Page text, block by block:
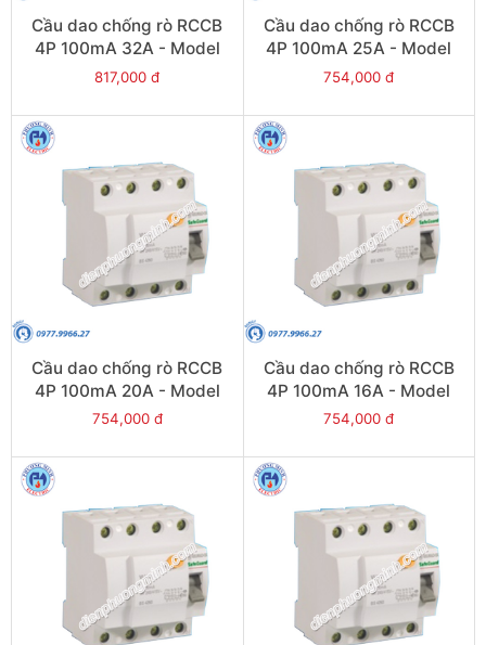
Cầu dao chống rò RCCB
4P 100mA 32A - Model
VLL45N/4032/100
817,000 đ
Cầu dao chống rò RCCB
4P 100mA 25A - Model
VLL45N/4025/100
754,000 đ
Cầu dao chống rò RCCB
4P 100mA 20A - Model
VLL45N/4020/100
754,000 đ
Cầu dao chống rò RCCB
4P 100mA 16A - Model
VLL45N/4016/100
754,000 đ